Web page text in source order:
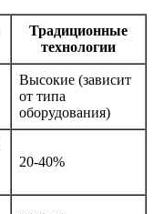
Традиционные
технологии
Высокие (зависит
от типа
оборудования)
20-40%